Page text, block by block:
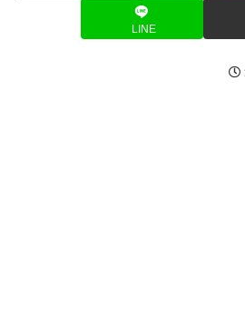
LINE